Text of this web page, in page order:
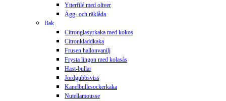
Ytterfilé med oliver
Ägg- och räklåda
Bak
Citronglasyrkaka med kokos
Citronkladdkaka
Frusen hallonvanilj
Frysta lingon med kolasås
Hast-bullar
Jordgubbsviss
Kanelbullesockerkaka
Nutellamousse